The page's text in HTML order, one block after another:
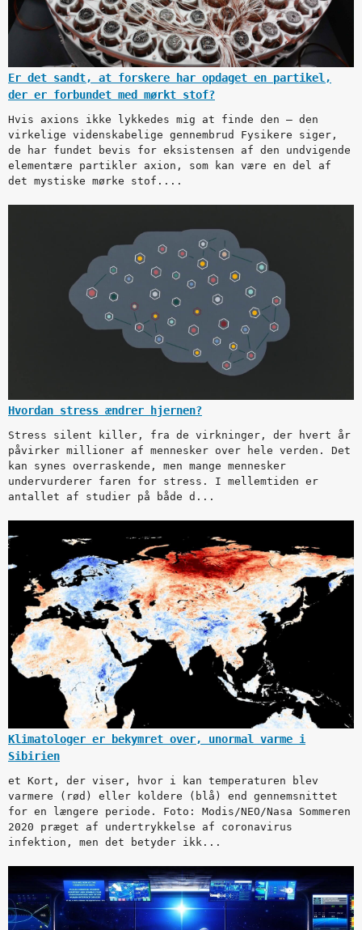
Er det sandt, at forskere har opdaget en partikel,
der er forbundet med mørkt stof?
Hvis axions ikke lykkedes mig at finde den – den
virkelige videnskabelige gennembrud Fysikere siger,
de har fundet bevis for eksistensen af den undvigende
elementære partikler axion, som kan være en del af
det mystiske mørke stof....
Hvordan stress ændrer hjernen?
Stress silent killer, fra de virkninger, der hvert år
påvirker millioner af mennesker over hele verden. Det
kan synes overraskende, men mange mennesker
undervurderer faren for stress. I mellemtiden er
antallet af studier på både d...
Klimatologer er bekymret over, unormal varme i
Sibirien
et Kort, der viser, hvor i kan temperaturen blev
varmere (rød) eller koldere (blå) end gennemsnittet
for en længere periode. Foto: Modis/NEO/Nasa Sommeren
2020 præget af undertrykkelse af coronavirus
infektion, men det betyder ikk...